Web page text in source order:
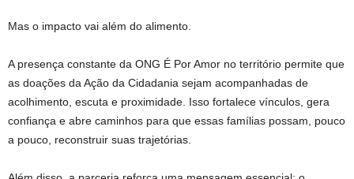
Mas o impacto vai além do alimento.
A presença constante da ONG É Por Amor no território permite que
as doações da Ação da Cidadania sejam acompanhadas de
acolhimento, escuta e proximidade. Isso fortalece vínculos, gera
confiança e abre caminhos para que essas famílias possam, pouco
a pouco, reconstruir suas trajetórias.